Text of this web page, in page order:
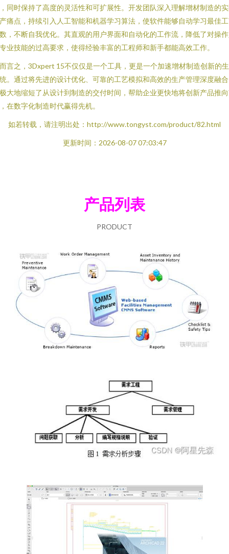
同时保持了高度的灵活性和可扩展性。开发团队深入理解增材制造的
痛点，持续引入人工智能和机器学习算法，使软件能够自动学习最佳
，不断自我优化。其直观的用户界面和自动化的工作流，降低了对操
业技能的过高要求，使得经验丰富的工程师和新手都能高效工作。
言之，3Dxpert 15不仅仅是一个工具，更是一个加速增材制造创新的
。通过将先进的设计优化、可靠的工艺模拟和高效的生产管理深度融
大地缩短了从设计到制造的交付时间，帮助企业更快地将创新产品推
在数字化制造时代赢得先机。
如若转载，请注明出处：http://www.tongyst.com/product/82.html
更新时间：2026-08-07 07:03:47
产品列表
PRODUCT